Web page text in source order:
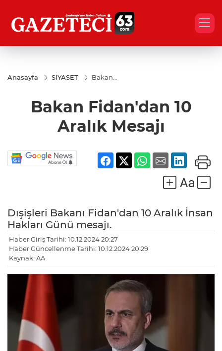
Anasayfa SİYASET
Bakan
Mesajı
Bakan Fidan'dan 10
Aralık Mesajı
Dışişleri Bakanı Fidan'dan 10 Aralık İnsan
Hakları Günü mesajı.
Haber Giriş Tarihi: 10.12.2024 20:27
Haber Güncellenme Tarihi: 10.12.2024 20:29
Kaynak: AA